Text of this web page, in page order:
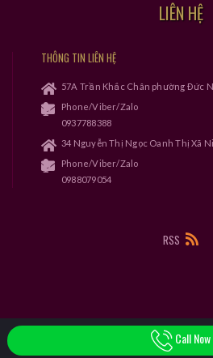
LIÊN HỆ
THÔNG TIN LIÊN HỆ
57A Trần Khắc Chân phường Đức
Phone/Viber/Zalo
0937788388
34 Nguyễn Thị Ngọc Oanh Thị Xã
Phone/Viber/Zalo
0988079054
RSS
Copyright © 20018-2019 Thiết kế
Call Now